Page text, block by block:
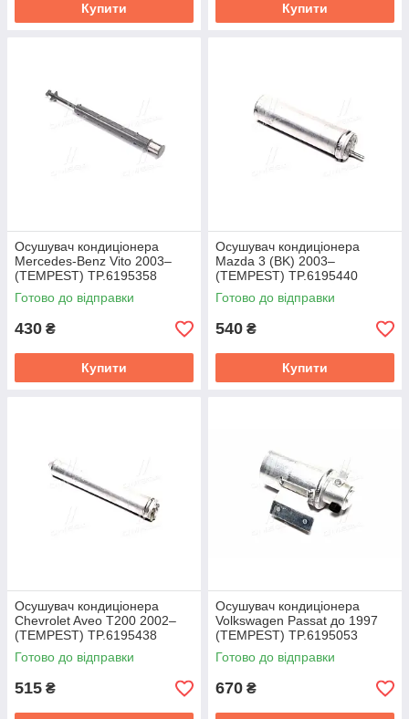
Купити Купити
Осушувач кондиціонера
Mercedes-Benz Vito 2003–
(TEMPEST) TP.6195358
Готово до відправки
430 ₴
Купити
Осушувач кондиціонера
Mazda 3 (BK) 2003–
(TEMPEST) TP.6195440
Готово до відправки
540 ₴
Купити
Осушувач кондиціонера
Chevrolet Aveo T200 2002–
(TEMPEST) TP.6195438
Готово до відправки
515 ₴
Осушувач кондиціонера
Volkswagen Passat до 1997
(TEMPEST) TP.6195053
Готово до відправки
670 ₴